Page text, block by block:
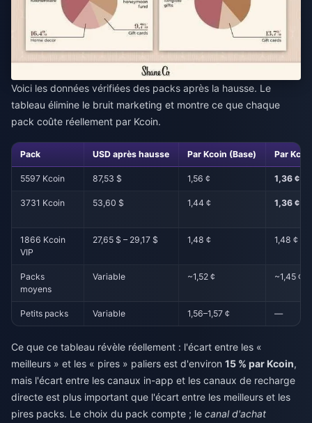
Voici les données vérifiées des packs après la hausse. Le
tableau élimine le bruit marketing et montre ce que chaque
pack coûte réellement par Kcoin.
Pack USD après hausse Par Kcoin (Base) Par
5597 Kcoin 87,53 $ 1,56 ¢ 1,36 ¢
3731 Kcoin 53,60 $ 1,44 ¢ 1,36 ¢
1866 Kcoin
VIP
27,65 $ – 29,17 $ 1,48 ¢ 1,48 ¢
Packs
moyens
Variable ~1,52 ¢ ~1,45 ¢
Petits packs Variable 1,56–1,57 ¢ —
Ce que ce tableau révèle réellement : l'écart entre les «
meilleurs » et les « pires » paliers est d'environ 15 % par Kcoin,
mais l'écart entre les canaux in-app et les canaux de recharge
directe est plus important que l'écart entre les meilleurs et les
pires packs. Le choix du pack compte ; le canal d'achat